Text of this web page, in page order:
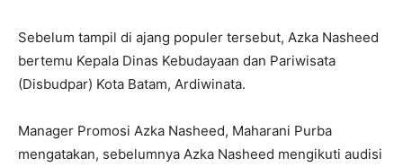
Sebelum tampil di ajang populer tersebut, Azka Nasheed
bertemu Kepala Dinas Kebudayaan dan Pariwisata
(Disbudpar) Kota Batam, Ardiwinata.
Manager Promosi Azka Nasheed, Maharani Purba
mengatakan, sebelumnya Azka Nasheed mengikuti audisi